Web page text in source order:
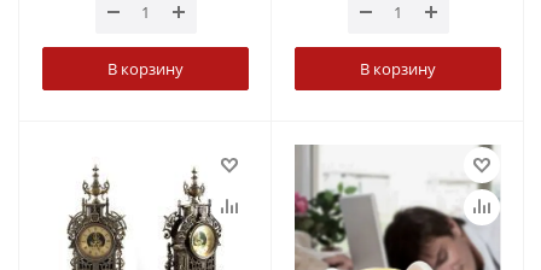
В корзину В корзину